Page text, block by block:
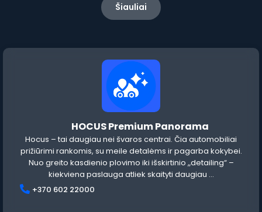
Šiauliai
HOCUS Premium Panorama
Hocus – tai daugiau nei švaros centrai. Čia automobiliai
prižiūrimi rankomis, su meile detalėms ir pagarba kokybei.
Nuo greito kasdienio plovimo iki išskirtinio „detailing“ –
kiekviena paslauga atliek skaityti daugiau ...
+370 602 22000